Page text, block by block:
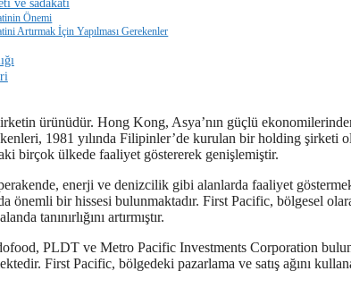
ve sadakati
Önemi
Artırmak İçin Yapılması Gerekenler
ürünüdür. Hong Kong, Asya’nın güçlü
1981 yılında Filipinler’de kurulan bir holding şirketi
birçok ülkede faaliyet göstererek genişlemiştir.
enerji ve denizcilik gibi alanlarda faaliyet
önemli bir hissesi bulunmaktadır. First Pacific, bölgesel
tanınırlığını artırmıştır.
PLDT ve Metro Pacific Investments Corporation
First Pacific, bölgedeki pazarlama ve satış ağını